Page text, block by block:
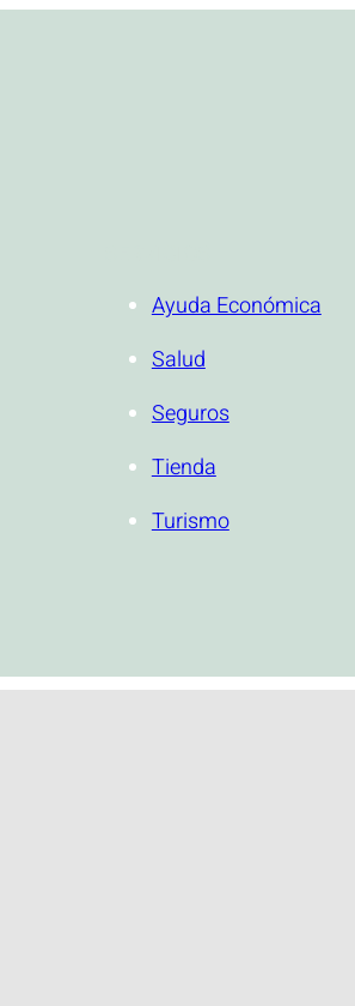
Ayuda Económica
Salud
Seguros
Tienda
Turismo